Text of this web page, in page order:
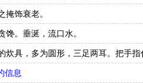
掩饰衰老。
馋。垂涎，流口水。
炊具，多为圆形，三足两耳。把手
信息